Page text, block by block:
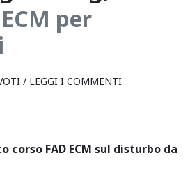
per
/ LEGGI I COMMENTI
corso FAD ECM sul disturbo da